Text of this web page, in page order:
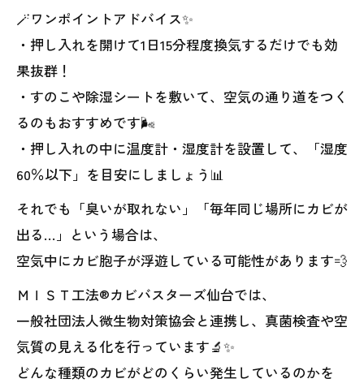
🪄ワンポイントアドバイス✨
・押し入れを開けて1日15分程度換気するだけでも効
果抜群！
・すのこや除湿シートを敷いて、空気の通り道をつく
るのもおすすめです🌬️
・押し入れの中に温度計・湿度計を設置して、「湿度
60％以下」を目安にしましょう📊
それでも「臭いが取れない」「毎年同じ場所にカビが
出る…」という場合は、
空気中にカビ胞子が浮遊している可能性があります💨
ＭＩＳＴ工法®カビバスターズ仙台では、
一般社団法人微生物対策協会と連携し、真菌検査や空
気質の見える化を行っています🔬✨
どんな種類のカビがどのくらい発生しているのかを